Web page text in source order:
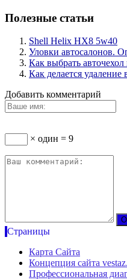
Полезные статьи
Shell Helix HX8 5w40
Уловки автосалонов.
Как выбрать
Как делается
Добавить комментарий
× один = 9
Страницы
Карта Сайта
Концепция сайта
Профессиональная